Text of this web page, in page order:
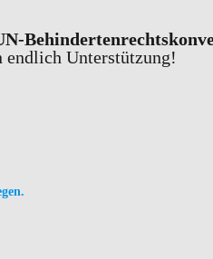
endlich Unterstützung!